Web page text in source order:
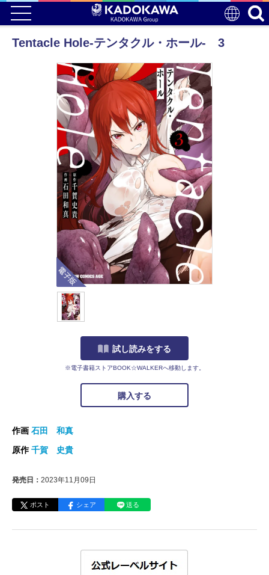
Tentacle Hole-テンタクル・ホール- 3
電子版
試し読みをする
※電子書籍ストアBOOK☆WALKERへ移動します。
購入する
作画 石田 和真
原作千賀 史貴
発売日： 2023年11月09日
ポスト シェア 送る